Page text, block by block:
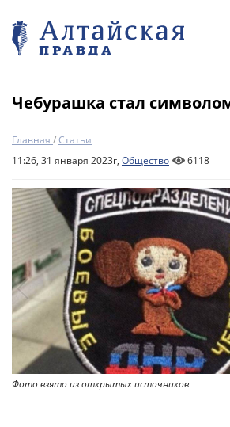
Чебурашка стал
Главная /Статьи
11:26, 31 января 2023г, Общество 6118
Фото взято из открытых источников